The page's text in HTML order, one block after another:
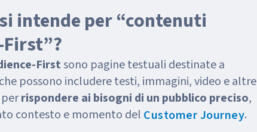
intende per “contenuti
Firstsono pagine testuali destinate a
possono includere testi, immagini, video e altre
rispondere ai bisogni di un pubblico preciso,
contesto e momento del Customer Journey.